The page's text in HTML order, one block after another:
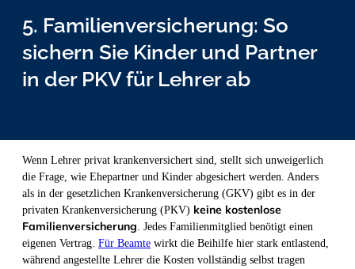
5. Familienversicherung: So
sichern Sie Kinder und Partner
in der PKV für Lehrer ab
Wenn Lehrer privat krankenversichert sind, stellt sich unweigerlich
die Frage, wie Ehepartner und Kinder abgesichert werden. Anders
als in der gesetzlichen Krankenversicherung (GKV) gibt es in der
privaten Krankenversicherung (PKV) keine kostenlose
Familienversicherung. Jedes Familienmitglied benötigt einen
eigenen Vertrag. Für Beamte wirkt die Beihilfe hier stark entlastend,
während angestellte Lehrer die Kosten vollständig selbst tragen